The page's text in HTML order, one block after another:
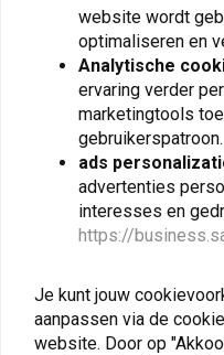
€14,80
website wordt
optimaliseren en
Analytische
ervaring verder
marketingtools
gebruikerspatroon.
ads
advertenties
interesses en
https://
Je kunt jouw
aanpassen via de
website. Door op